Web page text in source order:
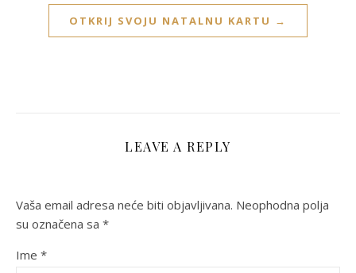
OTKRIJ SVOJU NATALNU KARTU →
LEAVE A REPLY
Vaša email adresa neće biti objavljivana. Neophodna polja
su označena sa *
Ime *